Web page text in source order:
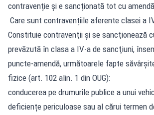
contravenție și e sancționată tot cu
Care sunt contravențiile aferente clasei a
Constituie contravenţii şi se sancţionează
prevăzută în clasa a IV-a de sancţiuni,
puncte-amendă, următoarele fapte
fizice (art. 102 alin. 1 din OUG):
conducerea pe drumurile publice a unui
deficiențe periculoase sau al cărui termen